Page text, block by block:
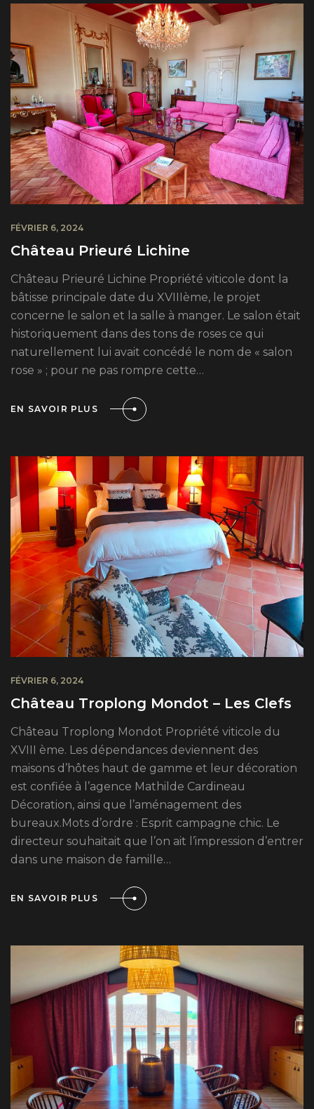
FÉVRIER 6, 2024
Château Prieuré Lichine
Château Prieuré Lichine Propriété viticole dont la
bâtisse principale date du XVIIIème, le projet
concerne le salon et la salle à manger. Le salon était
historiquement dans des tons de roses ce qui
naturellement lui avait concédé le nom de « salon
rose » ; pour ne pas rompre cette…
EN SAVOIR PLUS
FÉVRIER 6, 2024
Château Troplong Mondot – Les Clefs
Château Troplong Mondot Propriété viticole du
XVIII ème. Les dépendances deviennent des
maisons d’hôtes haut de gamme et leur décoration
est confiée à l’agence Mathilde Cardineau
Décoration, ainsi que l’aménagement des
bureaux.Mots d’ordre : Esprit campagne chic. Le
directeur souhaitait que l’on ait l’impression d’entrer
dans une maison de famille…
EN SAVOIR PLUS